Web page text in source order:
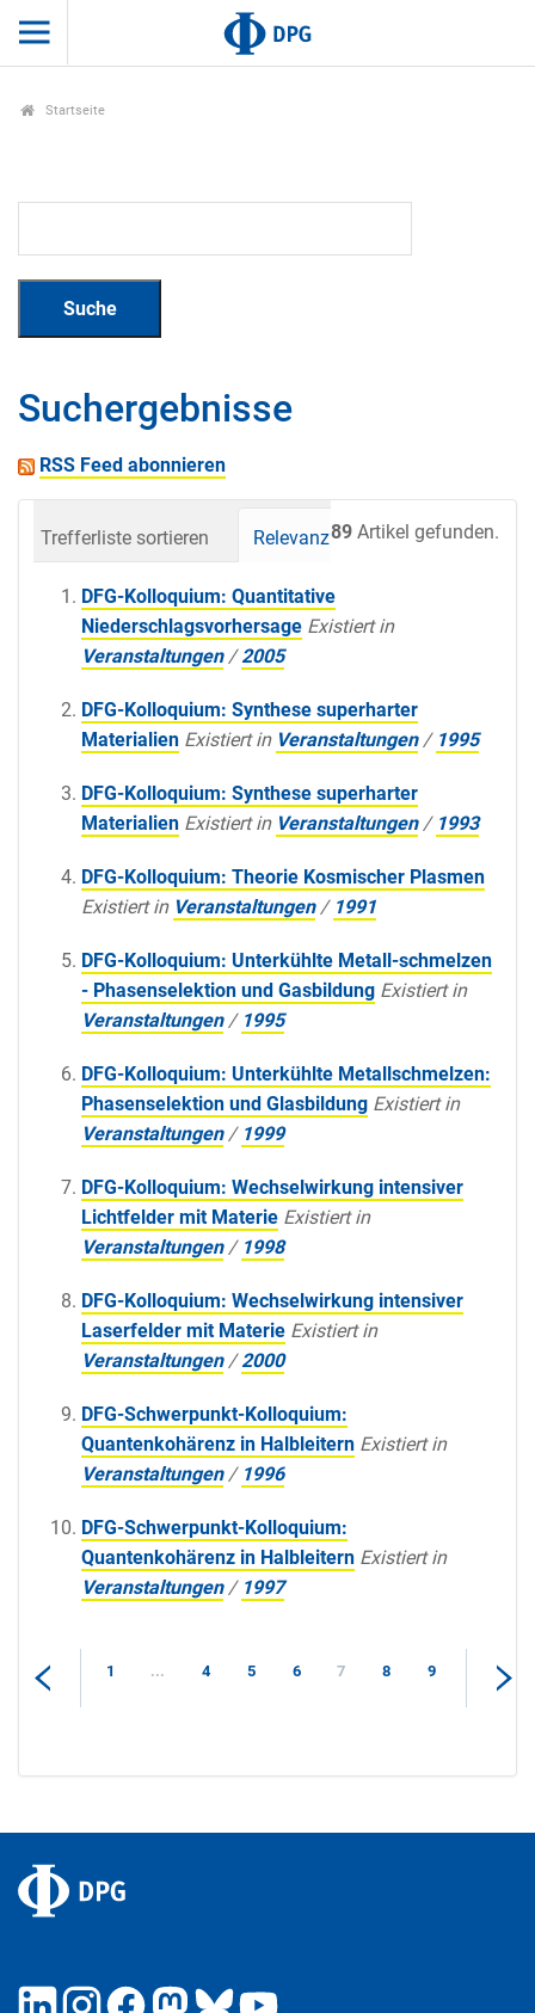
Startseite
Suchergebnisse
RSS Feed abonnieren
89 Artikel gefunden.
Trefferliste sortieren Relevanz Datum
DFG-Kolloquium: Quantitative
Niederschlagsvorhersage Existiert in
Veranstaltungen /2005
DFG-Kolloquium: Synthese superharter
Materialien Existiert in Veranstaltungen / 1995
DFG-Kolloquium: Synthese superharter
Materialien Existiert in Veranstaltungen / 1993
DFG-Kolloquium: Theorie Kosmischer Plasmen
Existiert in Veranstaltungen / 1991
DFG-Kolloquium: Unterkühlte Metall-schmelzen
- Phasenselektion und Gasbildung Existiert in
Veranstaltungen / 1995
DFG-Kolloquium: Unterkühlte Metallschmelzen:
Phasenselektion und Glasbildung Existiert in
Veranstaltungen / 1999
DFG-Kolloquium: Wechselwirkung intensiver
Lichtfelder mit Materie Existiert in
Veranstaltungen / 1998
DFG-Kolloquium: Wechselwirkung intensiver
Laserfelder mit Materie Existiert in
Veranstaltungen /2000
DFG-Schwerpunkt-Kolloquium:
Quantenkohärenz in Halbleitern Existiert in
Veranstaltungen / 1996
DFG-Schwerpunkt-Kolloquium:
Quantenkohärenz in Halbleitern Existiert in
Veranstaltungen / 1997
1 ... 4 5 6 7 8 9